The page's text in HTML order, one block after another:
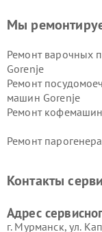
Мы
Ремонт варочных
Gorenje
Ремонт
машин Gorenje
Ремонт
Ремонт
Контакты
Адрес
г. Мурманск, ул.